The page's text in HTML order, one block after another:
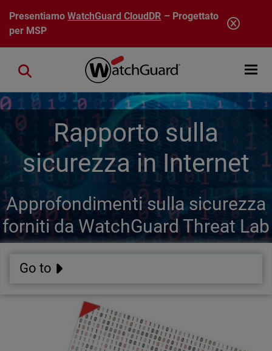
Salta al contenuto principale
PresentiamoWatchGuard CloudDR – Progettato
per MSP
Open
Close search
Rapporto sulla
sicurezza in Internet
Approfondimenti sulla sicurezza
forniti da WatchGuard Threat Lab
Go to